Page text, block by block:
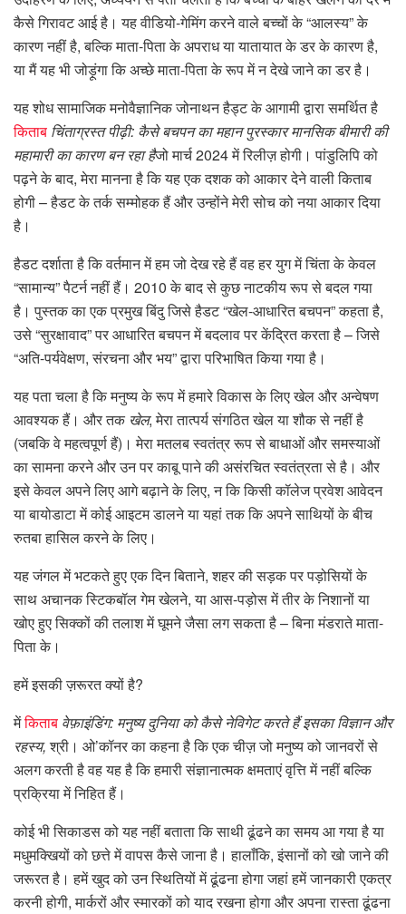
कैसे गिरावट आई है। यह वीडियो-गेमिंग करने वाले बच्चों के “आलस्य” के
कारण नहीं है, बल्कि माता-पिता के अपराध या यातायात के डर के कारण है,
या मैं यह भी जोड़ूंगा कि अच्छे माता-पिता के रूप में न देखे जाने का डर है।
यह शोध सामाजिक मनोवैज्ञानिक जोनाथन हैड्ट के आगामी द्वारा समर्थित है
किताब चिंताग्रस्त पीढ़ी: कैसे बचपन का महान पुरस्कार मानसिक बीमारी की
महामारी का कारण बन रहा हैजो मार्च 2024 में रिलीज़ होगी। पांडुलिपि को
पढ़ने के बाद, मेरा मानना ​​है कि यह एक दशक को आकार देने वाली किताब
होगी – हैडट के तर्क सम्मोहक हैं और उन्होंने मेरी सोच को नया आकार दिया
है।
हैडट दर्शाता है कि वर्तमान में हम जो देख रहे हैं वह हर युग में चिंता के केवल
“सामान्य” पैटर्न नहीं हैं। 2010 के बाद से कुछ नाटकीय रूप से बदल गया
है। पुस्तक का एक प्रमुख बिंदु जिसे हैडट “खेल-आधारित बचपन” कहता है,
उसे “सुरक्षावाद” पर आधारित बचपन में बदलाव पर केंद्रित करता है – जिसे
“अति-पर्यवेक्षण, संरचना और भय” द्वारा परिभाषित किया गया है।
यह पता चला है कि मनुष्य के रूप में हमारे विकास के लिए खेल और अन्वेषण
आवश्यक हैं। और तक खेल, मेरा तात्पर्य संगठित खेल या शौक से नहीं है
(जबकि वे महत्वपूर्ण हैं)। मेरा मतलब स्वतंत्र रूप से बाधाओं और समस्याओं
का सामना करने और उन पर काबू पाने की असंरचित स्वतंत्रता से है। और
इसे केवल अपने लिए आगे बढ़ाने के लिए, न कि किसी कॉलेज प्रवेश आवेदन
या बायोडाटा में कोई आइटम डालने या यहां तक ​​कि अपने साथियों के बीच
रुतबा हासिल करने के लिए।
यह जंगल में भटकते हुए एक दिन बिताने, शहर की सड़क पर पड़ोसियों के
साथ अचानक स्टिकबॉल गेम खेलने, या आस-पड़ोस में तीर के निशानों या
खोए हुए सिक्कों की तलाश में घूमने जैसा लग सकता है – बिना मंडराते माता-
पिता के।
हमें इसकी ज़रूरत क्यों है?
मेंकिताब वेफ़ाइंडिंग: मनुष्य दुनिया को कैसे नेविगेट करते हैं इसका विज्ञान और
रहस्य,श्री। ओ’कॉनर का कहना है कि एक चीज़ जो मनुष्य को जानवरों से
अलग करती है वह यह है कि हमारी संज्ञानात्मक क्षमताएं वृत्ति में नहीं बल्कि
प्रक्रिया में निहित हैं।
कोई भी सिकाडस को यह नहीं बताता कि साथी ढूंढने का समय आ गया है या
मधुमक्खियों को छत्ते में वापस कैसे जाना है। हालाँकि, इंसानों को खो जाने की
जरूरत है। हमें खुद को उन स्थितियों में ढूंढना होगा जहां हमें जानकारी एकत्र
करनी होगी, मार्करों और स्मारकों को याद रखना होगा और अपना रास्ता ढूंढना